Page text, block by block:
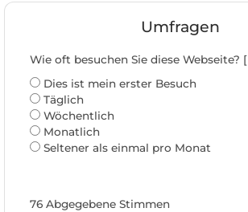
Umfragen
Wie oft besuchen Sie diese Webseite? [
Dies ist mein erster Besuch
Täglich
Wöchentlich
Monatlich
Seltener als einmal pro Monat
76 Abgegebene Stimmen